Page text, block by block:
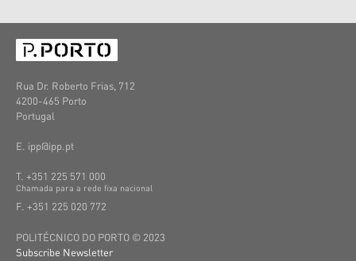
Rua Dr. Roberto Frias, 712
4200-465 Porto
Portugal
E. ipp@ipp.pt
T. +351 225 571 000
Chamada para a rede fixa nacional
F. +351 225 020 772
POLITÉCNICO DO PORTO © 2023
Subscribe Newsletter